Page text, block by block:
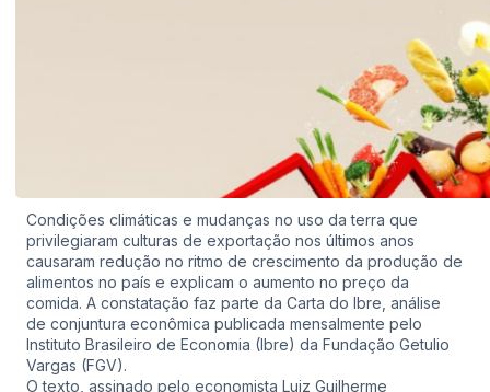
Condições climáticas e mudanças no uso da terra que
privilegiaram culturas de exportação nos últimos anos
causaram redução no ritmo de crescimento da produção de
alimentos no país e explicam o aumento no preço da
comida. A constatação faz parte da Carta do Ibre, análise
de conjuntura econômica publicada mensalmente pelo
Instituto Brasileiro de Economia (Ibre) da Fundação Getulio
Vargas (FGV).
O texto, assinado pelo economista Luiz Guilherme